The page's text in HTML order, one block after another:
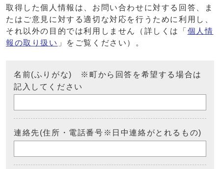
取得した個人情報は、お問い合わせに対する回答、ま
たはご意見に対する適切な対応を行うために利用し、
それ以外の目的では利用しません（詳しくは「 個人情
報の取り扱い 」をご覧ください）。
名前(ふりがな) ※町から回答を希望する場合は
記入してください
連絡先(住所・電話番号※日中連絡がとれるもの)